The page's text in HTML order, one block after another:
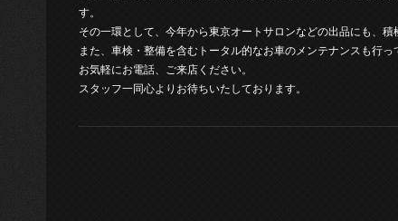
す。
その一環として、今年から東京オートサロンなどの出品にも、積
また、車検・整備を含むトータル的なお車のメンテナンスも行っ
お気軽にお電話、ご来店ください。
スタッフ一同心よりお待ちいたしております。